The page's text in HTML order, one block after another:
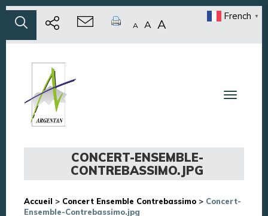
A A A
French ▼
Toggle
CONCERT-ENSEMBLE-
CONTREBASSIMO.JPG
Accueil > Concert Ensemble Contrebassimo > Concert-
Ensemble-Contrebassimo.jpg